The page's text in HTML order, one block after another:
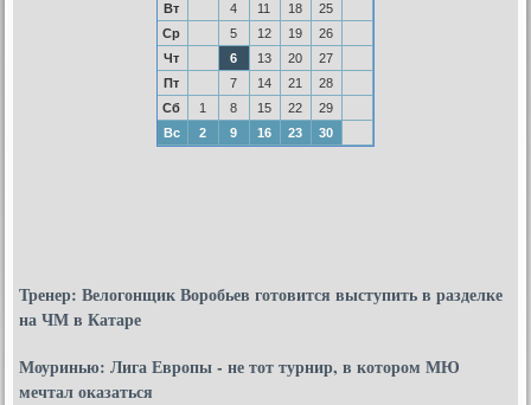
Вт
4 11 18
25
Ср
5 12 19
26
Чт
6 13 20
27
Пт
7 14 21
28
Сб
1 8 15 22
29
Вс
2 9 16 23 30
Тренер: Велогонщик Воробьев готовится выступить в разделке
на ЧМ в Катаре
Моуринью: Лига Европы - не тот турнир, в котором МЮ
мечтал оказаться